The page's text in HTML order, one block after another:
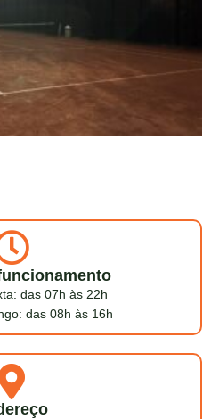
das 07h às 22h
das 08h às 16h